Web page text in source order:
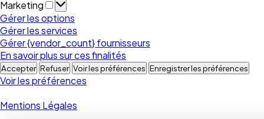
Marketing
Gérer les options
Gérer les services
Gérer {vendor_count} fournisseurs
En savoir plus sur ces finalités
Accepter Refuser Voir les préférences Enregistrer les préférences
Voir les préférences
Mentions Légales